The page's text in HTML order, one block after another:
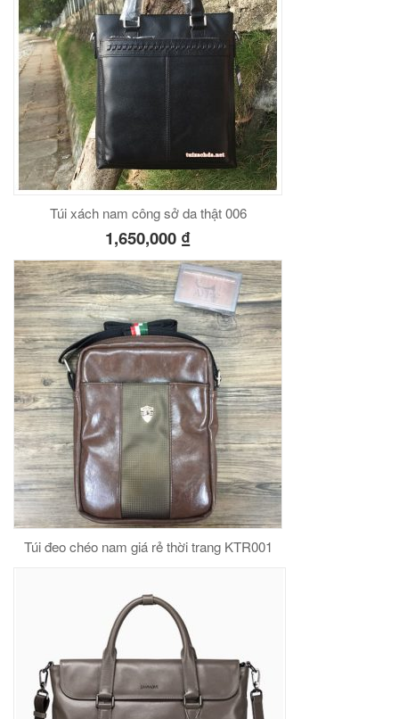
Túi xách nam công sở da thật 006
1,650,000 ₫
Túi đeo chéo nam giá rẻ thời trang KTR001